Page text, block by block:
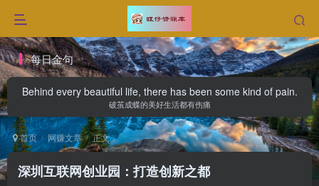
每日金句
Behind every beautiful life, there has been some kind of pain.
破茧成蝶的美好生活都有伤痛
首页 网赚文章 正文
深圳互联网创业园：打造创新之都